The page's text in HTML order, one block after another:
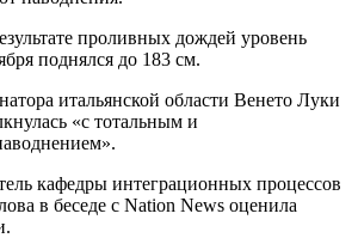
проливных дождей уровень
поднялся до 183 см.
итальянской области Венето Луки
«с тотальным и
кафедры интеграционных процессов
в беседе с Nation News оценила